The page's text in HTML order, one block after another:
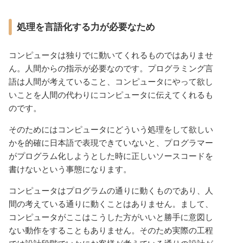
処理を言語化する力が必要なため
コンピュータは独りでに動いてくれるものではありませ
ん。人間からの指示が必要なのです。プログラミング言
語は人間が考えていること、コンピュータにやって欲し
いことを人間の代わりにコンピュータに伝えてくれるも
のです。
そのためにはコンピュータにどういう処理をして欲しい
かを的確に日本語で表現できていないと、プログラマー
がプログラム化しようとした時に正しいソースコードを
書けないという事態になります。
コンピュータはプログラムの通りに動くものであり、人
間の考えている通りに動くことはありません。まして、
コンピュータがここはこうした方がいいと勝手に意図し
ない動作をすることもありません。そのため実際の工程